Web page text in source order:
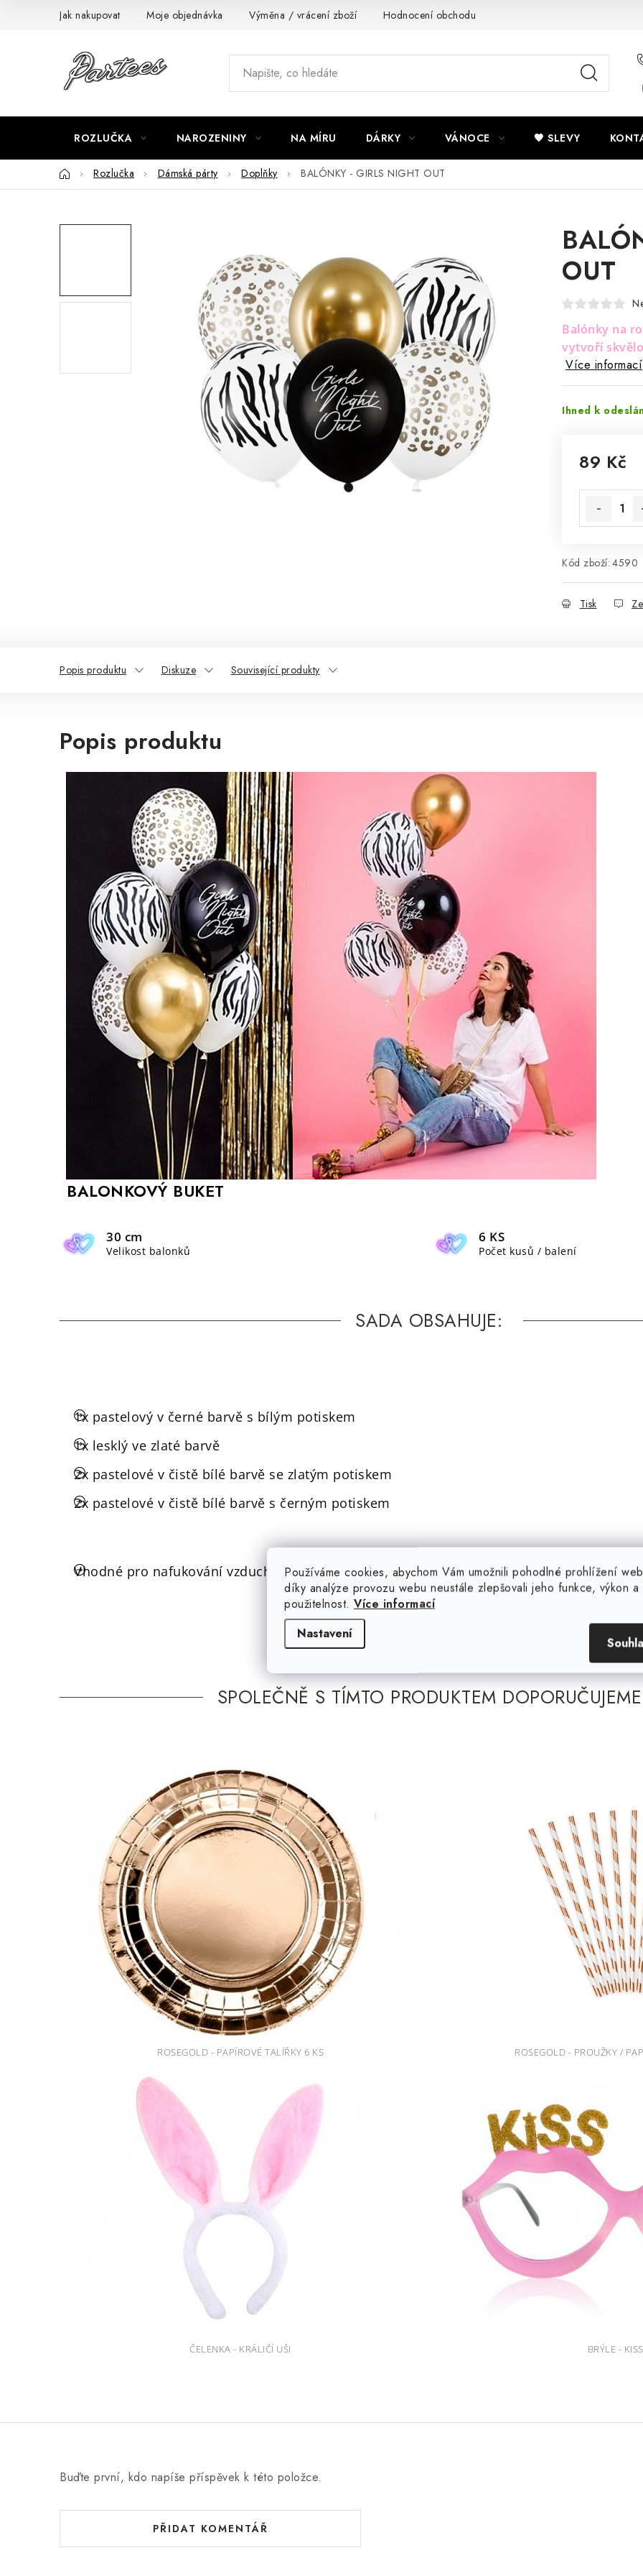
Používáme cookies, abychom Vám umožnili pohodlné prohlížení
díky analýze provozu webu neustále zlepšovali jeho funkce, výkon a
použitelnost. Více informací
Nastavení
Jak nakupovat Moje objednávka Výměna / vrácení zboží Hodnocení obchodu
ROZLUČKA NAROZENINY NA MÍRU DÁRKY VÁNOCE 🖤 SLEVY
DomůRozlučka Dámská párty Doplňky BALÓNKY - GIRLS NIGHT OUT
OUT
Balónky na
vytvoří
Více informací
Ihned k
89 Kč
Kód zboží: 4590
Tisk
Popis produktu Diskuze Související produkty
Popis produktu
BALONKOVÝ BUKET
30 cm
Velikost balonků
6 KS
Počet kusů / balení
SADA OBSAHUJE:
1x pastelový v černé barvě s bílým potiskem
1x lesklý ve zlaté barvě
2x pastelové v čistě bílé barvě se zlatým potiskem
2x pastelové v čistě bílé barvě s černým potiskem
Vhodné pro nafukování vzduchem i héliem, vydrží létat 10-12hod
SPOLEČNĚ S TÍMTO PRODUKTEM
ROSEGOLD - PAPÍROVÉ TALÍŘKY 6 KS ROSEGOLD - PROUŽKY /
ČELENKA - KRÁLIČÍ UŠI BRÝLE -
Buďte první, kdo napíše příspěvek k této položce.
PŘIDAT KOMENTÁŘ